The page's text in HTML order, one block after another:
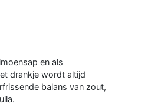
en als
drankje wordt altijd
balans van zout,